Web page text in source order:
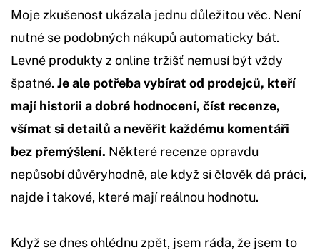
Moje zkušenost ukázala jednu důležitou věc. Není
nutné se podobných nákupů automaticky bát.
Levné produkty z online tržišť nemusí být vždy
špatné. Je ale potřeba vybírat od prodejců, kteří
mají historii a dobré hodnocení, číst recenze,
všímat si detailů a nevěřit každému komentáři
bez přemýšlení. Některé recenze opravdu
nepůsobí důvěryhodně, ale když si člověk dá práci,
najde i takové, které mají reálnou hodnotu.
Když se dnes ohlédnu zpět, jsem ráda, že jsem to